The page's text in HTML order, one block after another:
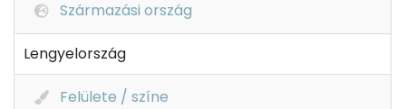
Származási ország
Lengyelország
Felülete / színe